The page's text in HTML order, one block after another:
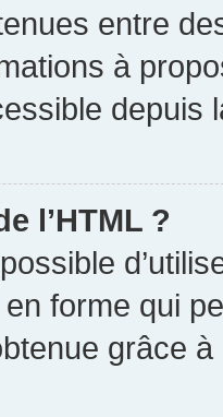
entre
à
depuis
l’HTML ?
forme qui
grâce à